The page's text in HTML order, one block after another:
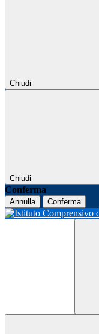
Chiudi
Chiudi
Conferma
Annulla Conferma